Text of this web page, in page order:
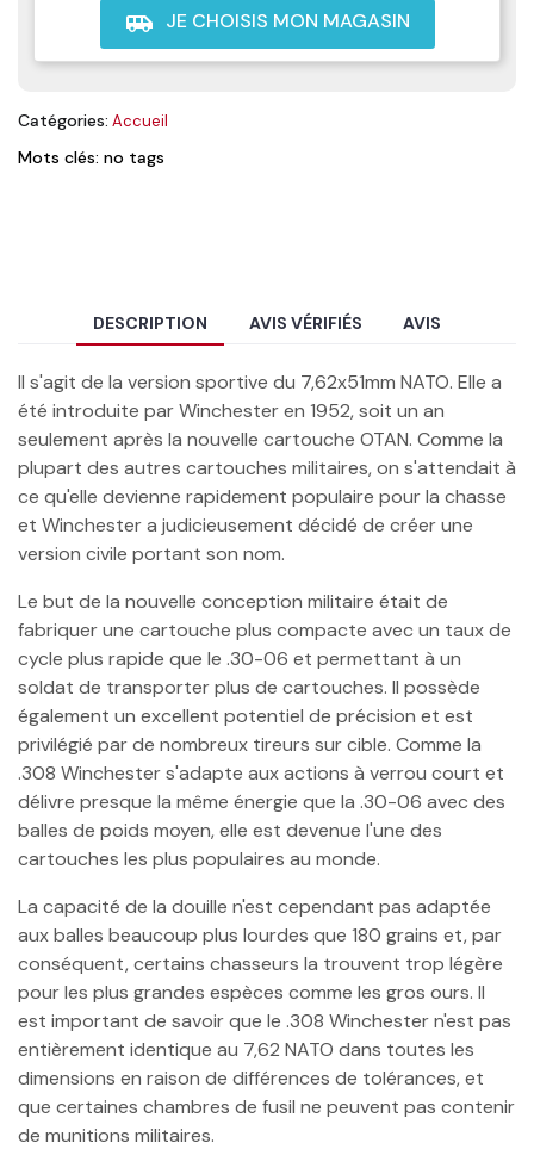
airport_shuttle JE CHOISIS MON MAGASIN
Catégories: Accueil
Mots clés: no tags
DESCRIPTION AVIS VÉRIFIÉS AVIS
Il s'agit de la version sportive du 7,62x51mm NATO. Elle a
été introduite par Winchester en 1952, soit un an
seulement après la nouvelle cartouche OTAN. Comme la
plupart des autres cartouches militaires, on s'attendait à
ce qu'elle devienne rapidement populaire pour la chasse
et Winchester a judicieusement décidé de créer une
version civile portant son nom.
Le but de la nouvelle conception militaire était de
fabriquer une cartouche plus compacte avec un taux de
cycle plus rapide que le .30-06 et permettant à un
soldat de transporter plus de cartouches. Il possède
également un excellent potentiel de précision et est
privilégié par de nombreux tireurs sur cible. Comme la
.308 Winchester s'adapte aux actions à verrou court et
délivre presque la même énergie que la .30-06 avec des
balles de poids moyen, elle est devenue l'une des
cartouches les plus populaires au monde.
La capacité de la douille n'est cependant pas adaptée
aux balles beaucoup plus lourdes que 180 grains et, par
conséquent, certains chasseurs la trouvent trop légère
pour les plus grandes espèces comme les gros ours. Il
est important de savoir que le .308 Winchester n'est pas
entièrement identique au 7,62 NATO dans toutes les
dimensions en raison de différences de tolérances, et
que certaines chambres de fusil ne peuvent pas contenir
de munitions militaires.